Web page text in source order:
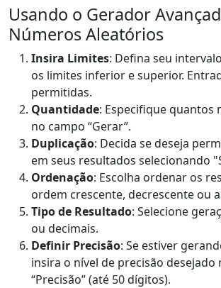
Usando o Gerador
Números Aleatórios
Insira Limites: Defina seu
os limites inferior e superior.
permitidas.
Quantidade: Especifique quantos
no campo “Gerar”.
Duplicação: Decida se deseja
em seus resultados selecionando
Ordenação: Escolha ordenar os
ordem crescente, decrescente ou
Tipo de Resultado: Selecione
ou decimais.
Definir Precisão: Se estiver
insira o nível de precisão desejado
“Precisão” (até 50 dígitos).